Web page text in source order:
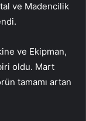
ve Madencilik
ve Ekipman,
oldu. Mart
tamamı artan